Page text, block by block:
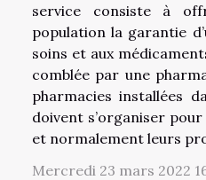
service consiste à
population la garantie
soins et aux
comblée par une
pharmacies installées
doivent s’organiser
et normalement leurs
Mercredi 23 mars 2022